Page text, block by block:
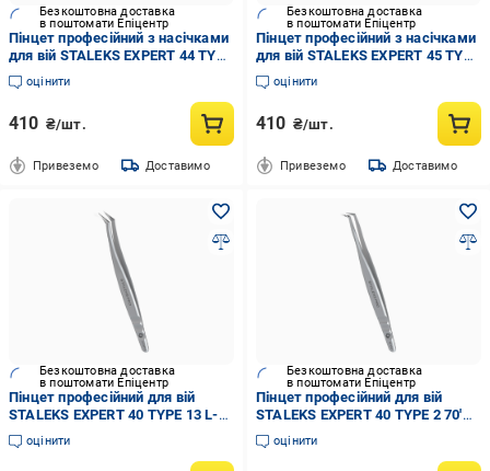
Безкоштовна доставка
в поштомати Епіцентр
Пінцет професійний з насічками
для вій STALEKS EXPERT 44 TYPE
12 L-образний, 65') (TE-44/12)
оцінити
410 ₴/шт.
Привеземо Доставимо
Безкоштовна доставка
в поштомати Епіцентр
Пінцет професійний з насічками
для вій STALEKS EXPERT 45 TYPE
8 mini L (TE-45/8)
оцінити
410 ₴/шт.
Привеземо Доставимо
Безкоштовна доставка
в поштомати Епіцентр
Пінцет професійний для вій
STALEKS EXPERT 40 TYPE 13 L-
образний,40') (TE-40/13)
оцінити
Безкоштовна доставка
в поштомати Епіцентр
Пінцет професійний для вій
STALEKS EXPERT 40 TYPE 2 70'
(TE-40/2)
оцінити